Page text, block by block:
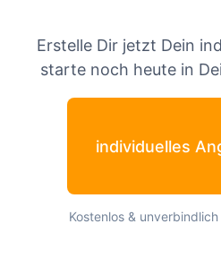
Erstelle Dir jetzt Dein
starte noch heute in
individuelles
Kostenlos &